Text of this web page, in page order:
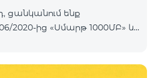
ցանկանում ենք
2020-ից «Սմարթ 1000ՄԲ» և